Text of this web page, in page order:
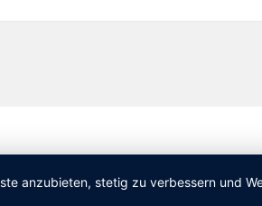
anzubieten, stetig zu verbessern und